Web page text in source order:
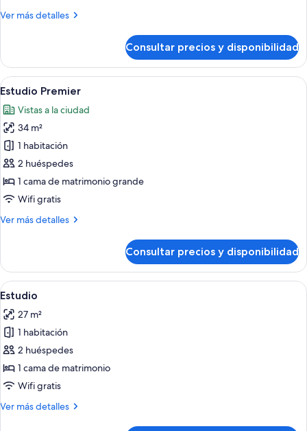
(Interconnecting)
Ver más detalles
Más
3
habitaciones
(Interconnecting)
Consultar precios y disponibilidad
Abrir
todas
las
fotos
de
Estudio
Premier
Un balcón con una mesa de
15
Estudio Premier
Vistas a la ciudad
34 m²
1 habitación
2 huéspedes
1 cama de matrimonio grande
Wifi gratis
Ver más detalles
Más
Premier
Consultar precios y disponibilidad
Abrir
todas
las
fotos
de
Estudio
Una habitación de hotel moderna
11
Estudio
27 m²
1 habitación
2 huéspedes
1 cama de matrimonio
Wifi gratis
Ver más detalles
Más